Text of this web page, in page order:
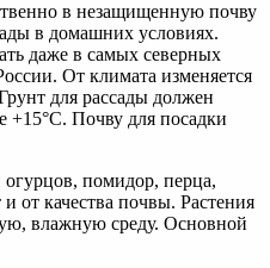
в незащищенную почву
в домашних условиях.
даже в самых северных
От климата изменяется
для рассады должен
+15°C. Почву для посадки
помидор, перца,
от качества почвы. Растения
влажную среду. Основной